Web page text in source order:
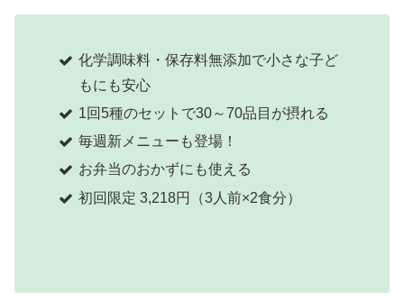
化学調味料・保存料無添加で小さな子ど
もにも安心
1回5種のセットで30～70品目が摂れる
毎週新メニューも登場！
お弁当のおかずにも使える
初回限定 3,218円（3人前×2食分）